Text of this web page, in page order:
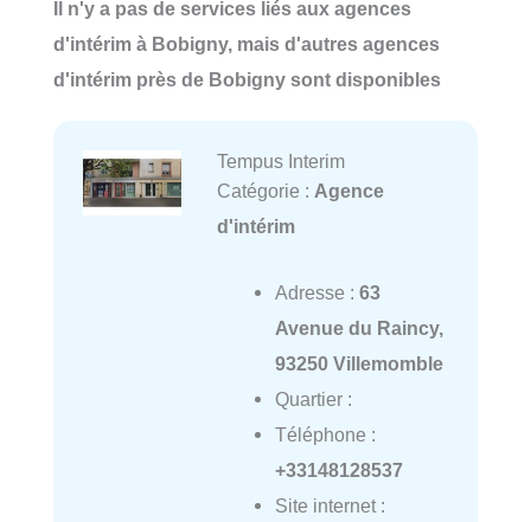
Il n'y a pas de services liés aux agences
d'intérim à Bobigny, mais d'autres agences
d'intérim près de Bobigny sont disponibles
Tempus Interim
Catégorie : Agence
d'intérim
Adresse : 63
Avenue du Raincy,
93250 Villemomble
Quartier :
Téléphone :
+33148128537
Site internet :